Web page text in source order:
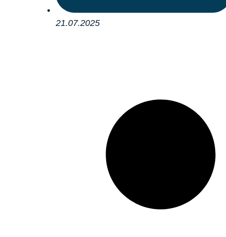
21.07.2025